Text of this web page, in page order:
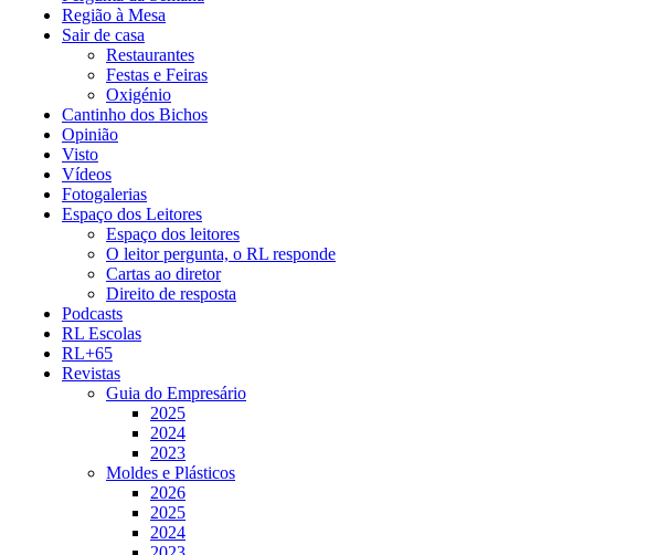
Região à Mesa
Sair de casa
Restaurantes
Festas e Feiras
Oxigénio
Cantinho dos Bichos
Opinião
Visto
Vídeos
Fotogalerias
Espaço dos Leitores
Espaço dos leitores
O leitor pergunta, o RL responde
Cartas ao diretor
Direito de resposta
Podcasts
RL Escolas
RL+65
Revistas
Guia do Empresário
2025
2024
2023
Moldes e Plásticos
2026
2025
2024